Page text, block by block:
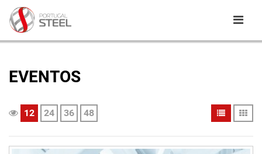
EVENTOS
12 24 36 48